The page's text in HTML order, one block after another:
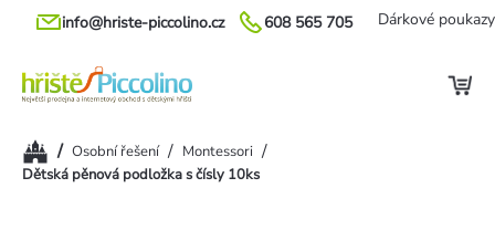
Přejít
608 565 705
info@hriste-piccolino.cz Dárkové poukazy
Domů/ Osobní řešení / Montessori /
Dětská pěnová podložka s čísly 10ks